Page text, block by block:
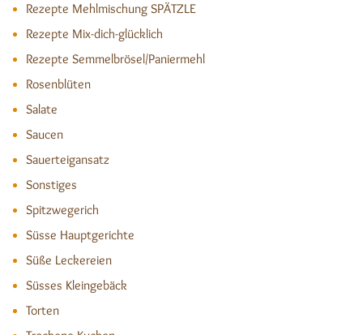
Rezepte Mehlmischung SPÄTZLE
Rezepte Mix-dich-glücklich
Rezepte Semmelbrösel/Paniermehl
Rosenblüten
Salate
Saucen
Sauerteigansatz
Sonstiges
Spitzwegerich
Süsse Hauptgerichte
Süße Leckereien
Süsses Kleingebäck
Torten